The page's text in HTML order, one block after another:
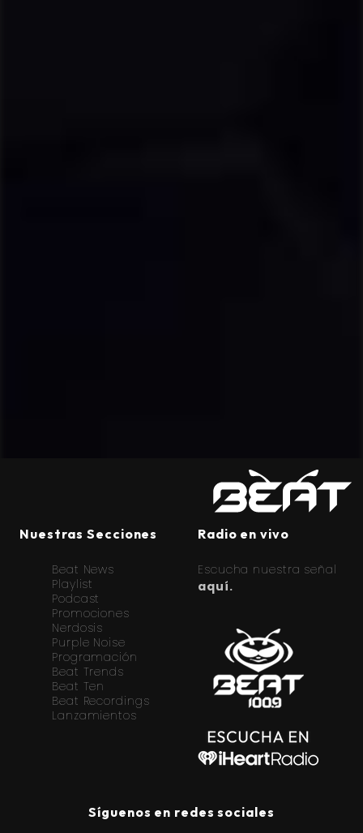
Nuestras Secciones
Beat News
Playlist
Podcast
Promociones
Nerdosis
Purple Noise
Programación
Beat Trends
Beat Ten
Beat Recordings
Lanzamientos
Radio en vivo
Escucha nuestra señal
aquí.
Síguenos en redes sociales